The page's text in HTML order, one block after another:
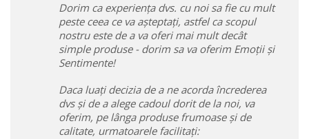
Dorim ca experiența dvs. cu noi sa fie cu mult
peste ceea ce va așteptați, astfel ca scopul
nostru este de a va oferi mai mult decât
simple produse - dorim sa va oferim Emoții și
Sentimente!
Daca luați decizia de a ne acorda încrederea
dvs și de a alege cadoul dorit de la noi, va
oferim, pe lânga produse frumoase și de
calitate, urmatoarele facilitați: